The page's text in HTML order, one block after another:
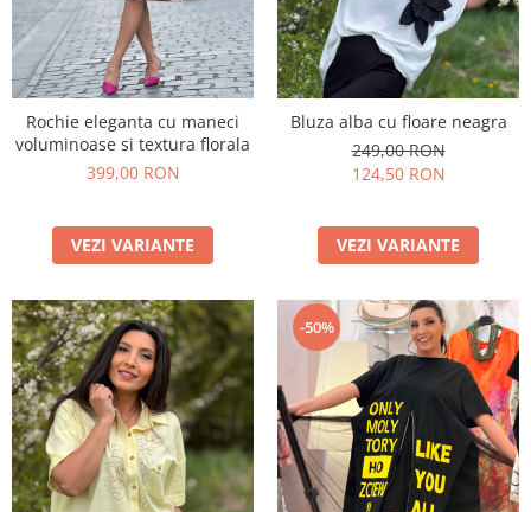
Rochie eleganta cu maneci
voluminoase si textura florala
399,00 RON
VEZI VARIANTE
Bluza alba cu floare neagra
249,00 RON
124,50 RON
VEZI VARIANTE
-50%